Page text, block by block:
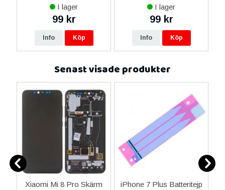
I lager
99 kr
Info Köp
I lager
99 kr
Info Köp
Senast visade produkter
Xiaomi Mi 8 Pro Skärm
iPhone 7 Plus Batteritejp